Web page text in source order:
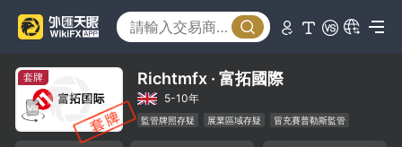
套牌 Richtmfx · 富拓國際
5-10年
監管牌照存疑 展業區域存疑
冒充賽普勒斯監管
高級風險隱患
00